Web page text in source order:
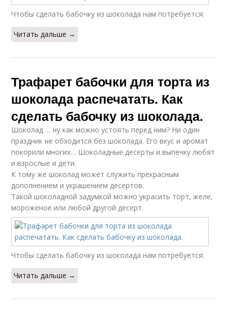
Чтобы сделать бабочку из шоколада нам потребуется:
Читать дальше →
Трафарет бабочки для торта из
шоколада распечатать. Как
сделать бабочку из шоколада.
Шоколад … ну как можно устоять перед ним? Ни один
праздник не обходится без шоколада. Его вкус и аромат
покорили многих… Шоколадные десерты и выпечку любят
и взрослые и дети.
К тому же шоколад может служить прекрасным
дополнением и украшением десертов.
Такой шоколадной задумкой можно украсить торт, желе,
мороженое или любой другой десерт.
Чтобы сделать бабочку из шоколада нам потребуется:
Читать дальше →